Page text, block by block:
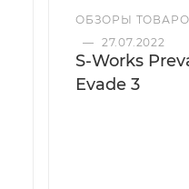
ОБЗОРЫ
— 27.07.2022
S-Works
Evade 3